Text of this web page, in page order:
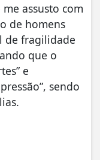
assusto com
de homens
de fragilidade
que o
e
sendo